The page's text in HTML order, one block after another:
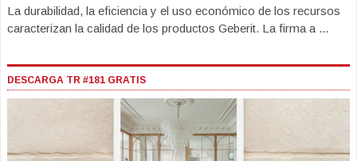
La durabilidad, la eficiencia y el uso económico de los recursos
caracterizan la calidad de los productos Geberit. La firma a ...
DESCARGA TR #181 GRATIS